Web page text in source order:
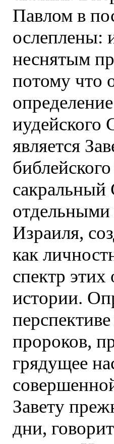
Павлом в
ослеплены:
неснятым
потому что
является
отдельными
Израиля,
как
спектр
истории.
пророков,
грядущее
Завету
дни,